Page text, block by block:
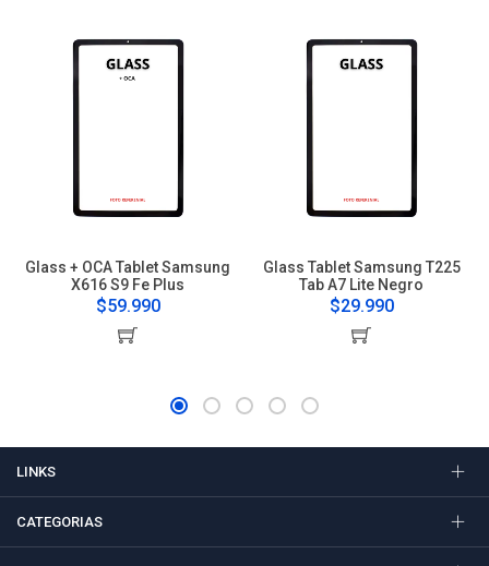
Glass + OCA Tablet Samsung
X616 S9 Fe Plus
$59.990
Glass Tablet Samsung T225
Tab A7 Lite Negro
$29.990
LINKS
CATEGORIAS